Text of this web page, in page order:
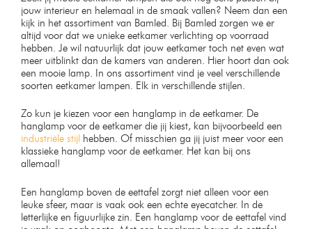
Moderne hanglamp smoked
glas
Op voorraad
€89,99 €49,99
Design plafondspot
wandspot Bamled wit GU10
€49,99